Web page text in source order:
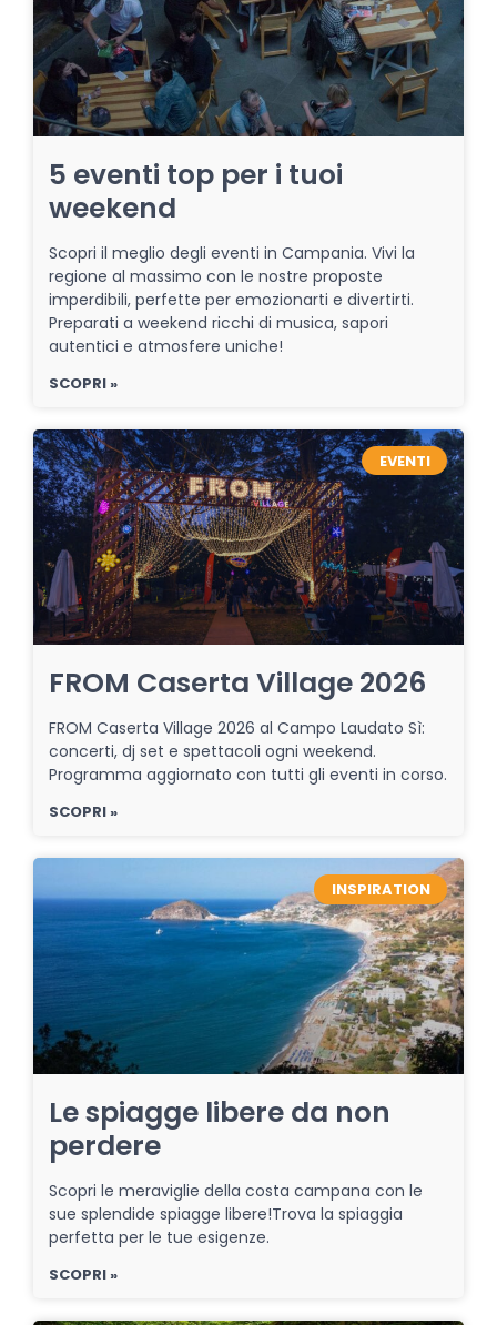
5 eventi top per i tuoi
weekend
Scopri il meglio degli eventi in Campania. Vivi la
regione al massimo con le nostre proposte
imperdibili, perfette per emozionarti e divertirti.
Preparati a weekend ricchi di musica, sapori
autentici e atmosfere uniche!
SCOPRI »
EVENTI
FROM Caserta Village 2026
FROM Caserta Village 2026 al Campo Laudato Sì:
concerti, dj set e spettacoli ogni weekend.
Programma aggiornato con tutti gli eventi in corso.
SCOPRI »
INSPIRATION
Le spiagge libere da non
perdere
Scopri le meraviglie della costa campana con le
sue splendide spiagge libere!Trova la spiaggia
perfetta per le tue esigenze.
SCOPRI »